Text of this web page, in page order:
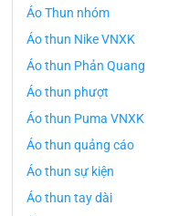
Áo Thun nhóm
Áo thun Nike VNXK
Áo thun Phản Quang
Áo thun phượt
Áo thun Puma VNXK
Áo thun quảng cáo
Áo thun sự kiện
Áo thun tay dài